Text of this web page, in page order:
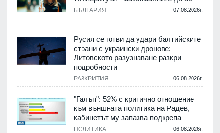
БЪЛГАРИЯ 07.08.2026г.
Русия се готви да удари балтийските
страни с украински дронове:
Литовското разузнаване разкри
подробности
РАЗКРИТИЯ 06.08.2026г.
"Галъп": 52% с критично отношение
към външната политика на Радев,
кабинетът му запазва подкрепа
ПОЛИТИКА 06.08.2026г.